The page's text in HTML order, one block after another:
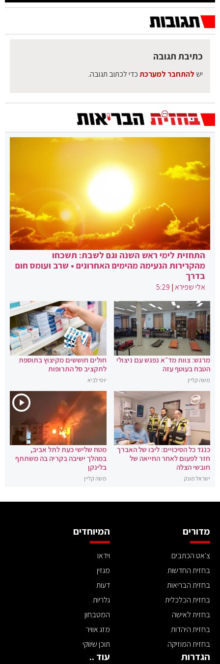
כתיבת תגובה
יש להתחבר למערכתכדי לכתוב תגובה.
התחזית לימי ראש השנה וגם לשבת: תשכחו
מהקרירות הנעימה מהימים האחרונים • שרב ועומס חום
בדרך
אלי שפירא|
5:29
מרגש: צוות מד״א נפגש עם ניצולי
הטבח בעוטף עזה
משה קליין
חולים חוששים מקיצוץ בתוספת
לתקציב סל התרופות
יוסי לביא
כנגד כל הסיכויים: ליבו של האברך
חזר לפעום לאחר החייאה של
חובשי הצלה
ישראל מונק
מטח שלישי כעת לתל אביב,
במהלך ישיבה בקריה בה משתתף
בלינקן
משה קליין
מדורים
צ'אט הכתבים
בחזית החדשות
בחזית הבריאות
בחזית הכלכלית
בחזית לאישה
בחזית היהדות
בחזית המוזיקה
המיוחדים
וידאו
מגזין
דעות
גלריות
המטבחון
מזג אוויר
תוכן שיווקי
הגדרות עוד ..